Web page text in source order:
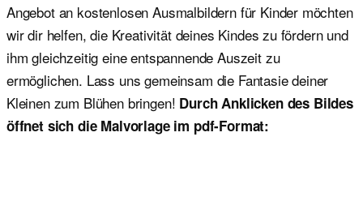
Angebot an kostenlosen Ausmalbildern für Kinder möchten
wir dir helfen, die Kreativität deines Kindes zu fördern und
ihm gleichzeitig eine entspannende Auszeit zu
ermöglichen. Lass uns gemeinsam die Fantasie deiner
Kleinen zum Blühen bringen! Durch Anklicken des Bildes
öffnet sich die Malvorlage im pdf-Format: